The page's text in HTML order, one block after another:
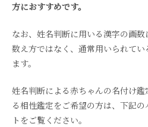
方におすすめです。
なお、姓名判断に用いる漢字の画
数え方ではなく、通常用いられて
ます。
姓名判断による赤ちゃんの名付け
る相性鑑定をご希望の方は、下記
トをご覧ください。